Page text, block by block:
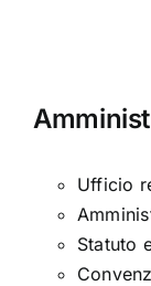
Ufficio
Statuto